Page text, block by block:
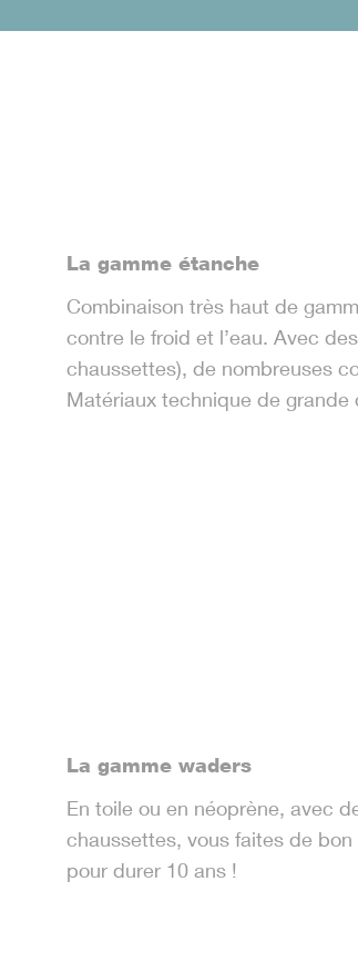
La gamme étanche
Combinaison très haut de
contre le froid et l’eau. Avec
chaussettes), de nombreuses
Matériaux technique de grande
La gamme waders
En toile ou en néoprène, avec
chaussettes, vous faites de
pour durer 10 ans !